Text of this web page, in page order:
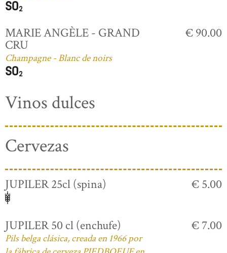
MARIE ANGÈLE - GRAND
CRU
Champagne - Blanc de noirs
€ 90.00
Vinos dulces
Cervezas
JUPILER 25cl (spina) € 5.00
JUPILER 50 cl (enchufe)
Pils belga clásica, creada en 1966 por
€ 7.00